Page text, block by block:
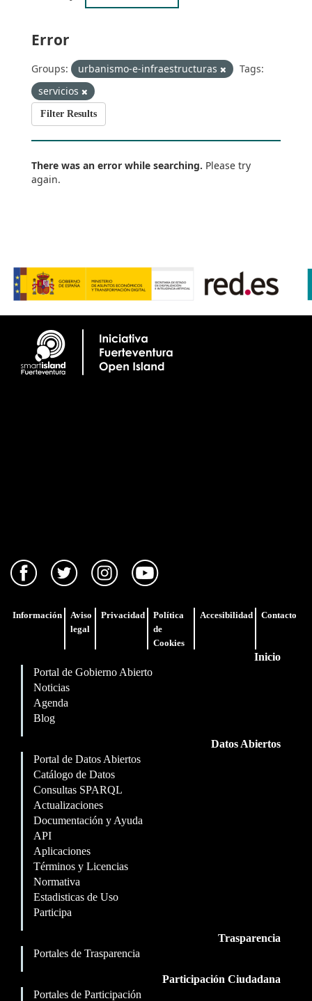
Error
Groups: urbanismo-e-infraestructuras
Tags:
servicios
Filter Results
There was an error while searching. Please try
again.
Información
Aviso
legal
Privacidad
Política
de
Cookies
Accesibilidad Contacto
Inicio
Portal de Gobierno Abierto
Noticias
Agenda
Blog
Datos Abiertos
Portal de Datos Abiertos
Catálogo de Datos
Consultas SPARQL
Actualizaciones
Documentación y Ayuda
API
Aplicaciones
Términos y Licencias
Normativa
Estadisticas de Uso
Participa
Trasparencia
Portales de Trasparencia
Participación Ciudadana
Portales de Participación